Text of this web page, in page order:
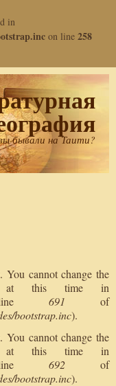
in
on line 258
бывали на Таити?
You cannot change the
at this time in
691 of
bootstrap.inc).
You cannot change the
at this time in
692 of
bootstrap.inc).